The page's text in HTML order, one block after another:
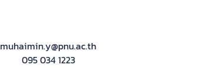
muhaimin.y@pnu.ac.th
095 034 1223